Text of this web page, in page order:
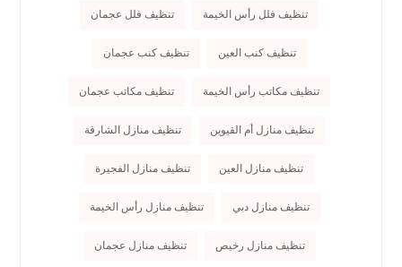
تنظيف فلل رأس الخيمة تنظيف فلل عجمان
تنظيف كنب العين تنظيف كنب عجمان
تنظيف مكاتب رأس الخيمة تنظيف مكاتب عجمان
تنظيف منازل أم القيوين تنظيف منازل الشارقة
تنظيف منازل العين تنظيف منازل الفجيرة
تنظيف منازل دبي تنظيف منازل رأس الخيمة
تنظيف منازل رخيص تنظيف منازل عجمان